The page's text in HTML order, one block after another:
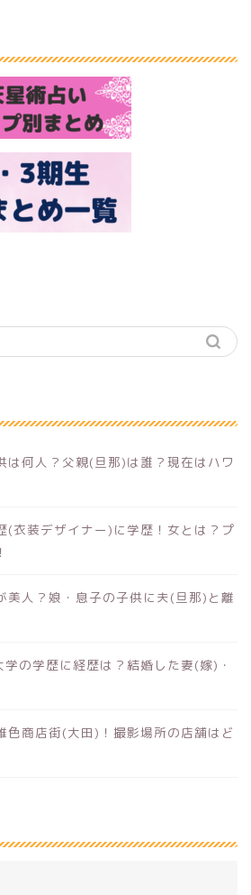
は何人？父親(旦那)は誰？現在はハワ
(衣装デザイナー)に学歴！女とは？プ
美人？娘・息子の子供に夫(旦那)と離
の学歴に経歴は？結婚した妻(嫁)・
色商店街(大田)！撮影場所の店舗はど